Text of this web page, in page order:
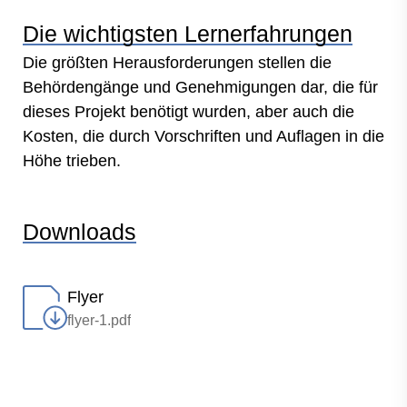
Die wichtigsten Lernerfahrungen
Die größten Herausforderungen stellen die
Behördengänge und Genehmigungen dar, die für
dieses Projekt benötigt wurden, aber auch die
Kosten, die durch Vorschriften und Auflagen in die
Höhe trieben.
Downloads
Flyer
flyer-1.pdf